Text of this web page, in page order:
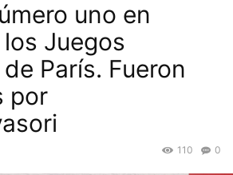
uno en
Juegos
París. Fueron
por
0
110